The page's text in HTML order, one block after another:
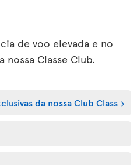
de voo elevada e no
Classe Club.
da nossa Club Class